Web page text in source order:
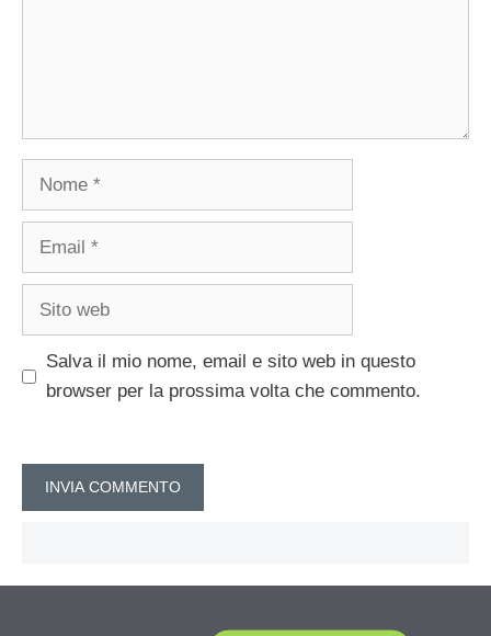
Nome
Email
Sito
Salva il mio nome, email e sito web in questo
browser per la prossima volta che commento.